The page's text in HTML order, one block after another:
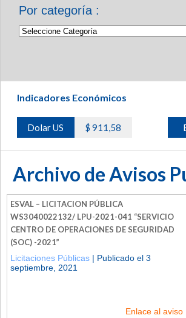
Por categoría :
Indicadores Económicos
Dolar US $ 911,58
Archivo de Avisos
ESVAL – LICITACION PÚBLICA
WS3040022132/ LPU-2021-041 “SERVICIO
CENTRO DE OPERACIONES DE SEGURIDAD
(SOC) -2021”
Licitaciones Públicas | Publicado el 3
septiembre, 2021
Enlace al aviso